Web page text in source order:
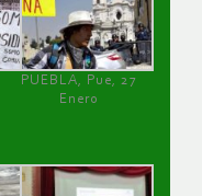
PUEBLA, Pue, 27
Enero